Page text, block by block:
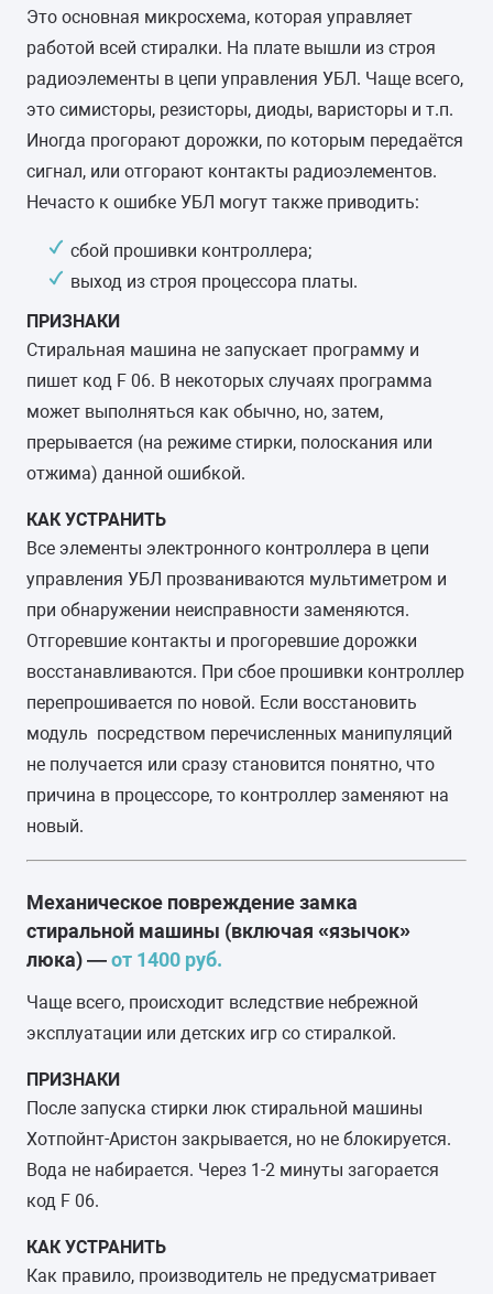
Это основная микросхема, которая управляет
работой всей стиралки. На плате вышли из строя
радиоэлементы в цепи управления УБЛ. Чаще всего,
это симисторы, резисторы, диоды, варисторы и т.п.
Иногда прогорают дорожки, по которым передаётся
сигнал, или отгорают контакты радиоэлементов.
Нечасто к ошибке УБЛ могут также приводить:
сбой прошивки контроллера;
выход из строя процессора платы.
ПРИЗНАКИ
Стиральная машина не запускает программу и
пишет код F 06. В некоторых случаях программа
может выполняться как обычно, но, затем,
прерывается (на режиме стирки, полоскания или
отжима) данной ошибкой.
КАК УСТРАНИТЬ
Все элементы электронного контроллера в цепи
управления УБЛ прозваниваются мультиметром и
при обнаружении неисправности заменяются.
Отгоревшие контакты и прогоревшие дорожки
восстанавливаются. При сбое прошивки контроллер
перепрошивается по новой. Если восстановить
модуль посредством перечисленных манипуляций
не получается или сразу становится понятно, что
причина в процессоре, то контроллер заменяют на
новый.
Механическое повреждение замка
стиральной машины (включая «язычок»
люка) —от 1400 руб.
Чаще всего, происходит вследствие небрежной
эксплуатации или детских игр со стиралкой.
ПРИЗНАКИ
После запуска стирки люк стиральной машины
Хотпойнт-Аристон закрывается, но не блокируется.
Вода не набирается. Через 1-2 минуты загорается
код F 06.
КАК УСТРАНИТЬ
Как правило, производитель не предусматривает